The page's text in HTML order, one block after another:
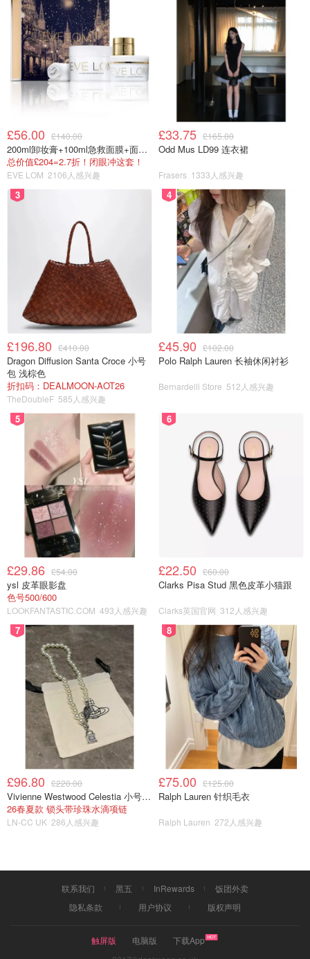
📚 "Getting Things Done: The Art of Stress-Free
Productivity" by David Allen
15年前这本书出版不久就成为最具影响力的商科读物，和最
受欢迎的个人管理书籍。试想我们什么时候头脑轻松无比？
那一定是把所有事情都打理得井井有条的时候。这也正是作
者Allen所提出的“GTD - Getting Things Done”系统的魔力，
解释如何通过清晰的五步流程，理顺生活和工作的每一个细
节，告别手忙脚乱，进入有条不紊的状态。对那些有无数待
办事项的人来说，试试它应该会收到不一样的效果...
📚 "Four Thousand Weeks: Time Management for
Mortals” by Oliver Burkeman
跟Allen的GTD观点截然不同，Burkeman这本书反对现代社
会对效率和忙碌的执迷，提倡找到生活的意义，而不是盲目
追求做更多的事情。假设人均寿命80岁，那么生命中只有四
千个星期，听起来短暂而又令人深思... Burkeman用幽默而
富有哲学意味的方式，提醒人们不要过于追求效率，而应该
找到生活的意义，这本书从全新的角度审视时间，让人们从
忙碌的日程中解脱出来，享受更有意义的生活；提醒我们重
新思考生活的优先级，我们不可能什么都做到极致，真正重
要的是如何在有限的时间里找到平衡和意义，而不是永无止
境地追求完成任务。
£56.00 £140.00
200ml卸妆膏+100ml急救面膜+面霜+洁颜布
总价值£204=2.7折！闭眼冲这套！
EVE LOM 2106人感兴趣
£33.75 £165.00
Odd Mus LD99 连衣裙
Frasers 1333人感兴趣
3
£196.80 £410.00
Dragon Diffusion Santa Croce 小号
包 浅棕色
折扣码：DEALMOON-AOT26
TheDoubleF 585人感兴趣
4
£45.90 £102.00
Polo Ralph Lauren 长袖休闲衬衫
Bernardelli Store 512人感兴趣
5
£29.86 £54.00
ysl 皮革眼影盘
色号500/600
LOOKFANTASTIC.COM 493人感兴趣
6
£22.50 £60.00
Clarks Pisa Stud 黑色皮革小猫跟
Clarks英国官网 312人感兴趣
7
£96.80 £220.00
Vivienne Westwood Celestia 小号吊坠项链
26春夏款 锁头带珍珠水滴项链
LN-CC UK 286人感兴趣
8
£75.00 £125.00
Ralph Lauren 针织毛衣
Ralph Lauren 272人感兴趣
联系我们 黑五 InRewards
饭团外卖
隐私条款
用户协议 版权声明
触屏版 电脑版
下载App